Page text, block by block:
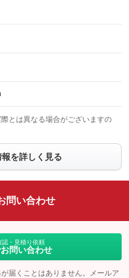
：装備あり
フロントカメラ
：装備あり
：装備あり
ルーフレール
：装備なし
：装備なし
とは異なる場合がございますの
を詳しく見る
問い合わせ
認・見積り依頼
問い合わせ
届くことはありません。メールア